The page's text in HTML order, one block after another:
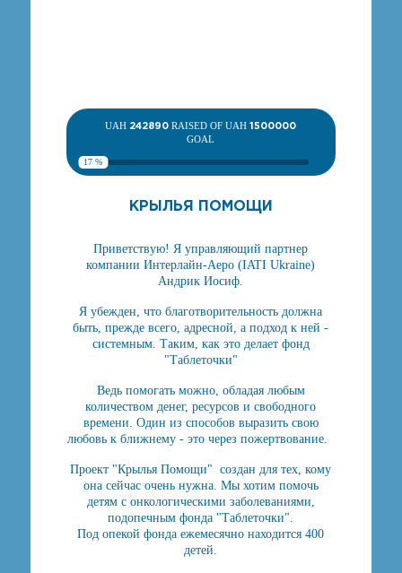
UAH 242890 RAISED OF UAH1500000
GOAL
17 %
КРЫЛЬЯ ПОМОЩИ
Приветствую! Я управляющий партнер
компании Интерлайн-Аеро (IATI Ukraine)
Андрик Иосиф.
Я убежден, что благотворительность должна
быть, прежде всего, адресной, а подход к ней -
системным. Таким, как это делает фонд
"Таблеточки"
Ведь помогать можно, обладая любым
количеством денег, ресурсов и свободного
времени. Один из способов выразить свою
любовь к ближнему - это через пожертвование.
Проект "Крылья Помощи" создан для тех, кому
она сейчас очень нужна. Мы хотим помочь
детям с онкологическими заболеваниями,
подопечным фонда "Таблеточки".
Под опекой фонда ежемесячно находится 400
детей.